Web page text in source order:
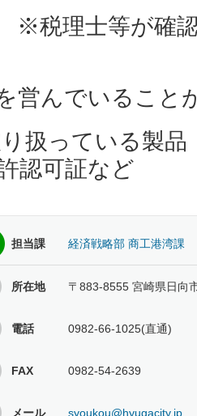
が確認した
営んでいること
ている製品・
認可証など
担当課 経済戦略部 商工港湾課
所在地 〒883-8555 宮崎県日向
電話 0982-66-1025(直通)
FAX 0982-54-2639
メール syoukou@hyugacity.jp